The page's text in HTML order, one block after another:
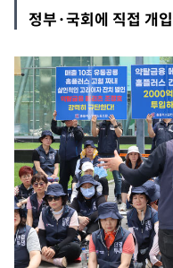
정부·국회에 직접 개